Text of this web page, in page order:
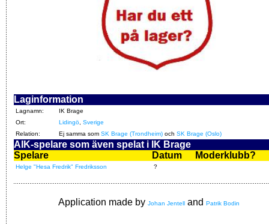
Laginformation
Lagnamn:
IK Brage
Ort:
Lidingö Sverige
Relation:
Ej samma som SK Brage (Trondheim) och SK Brage (Oslo)
AIK-spelare som även spelat i IK Brage
Spelare
Datum Moderklubb?
Helge "Hesa Fredrik" Fredriksson ?
Application made by Johan Jentell and Patrik Bodin